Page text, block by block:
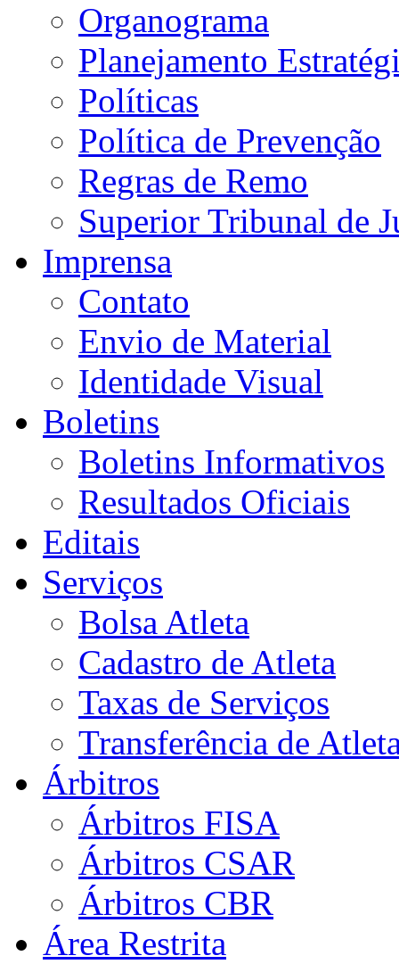
Organograma
Planejamento
Políticas
Política de Prevenção
Regras de Remo
Superior Tribunal de
Imprensa
Contato
Envio de Material
Identidade Visual
Boletins
Boletins Informativos
Resultados Oficiais
Editais
Serviços
Bolsa Atleta
Cadastro de Atleta
Taxas de Serviços
Transferência de
Árbitros
Árbitros FISA
Árbitros CSAR
Árbitros CBR
Área Restrita